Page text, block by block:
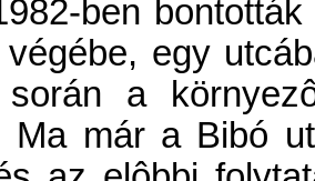
ben
egy
a
Ma már a Bibó